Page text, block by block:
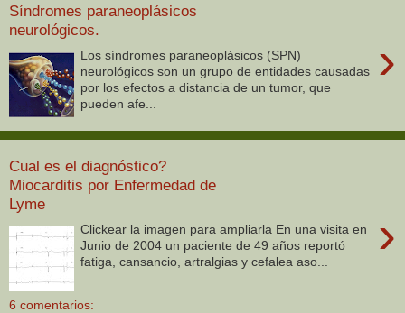
Síndromes paraneoplásicos
neurológicos.
›
Los síndromes paraneoplásicos (SPN)
neurológicos son un grupo de entidades causadas
por los efectos a distancia de un tumor, que
pueden afe...
Cual es el diagnóstico?
Miocarditis por Enfermedad de
Lyme
›
Clickear la imagen para ampliarla En una visita en
Junio de 2004 un paciente de 49 años reportó
fatiga, cansancio, artralgias y cefalea aso...
6 comentarios: